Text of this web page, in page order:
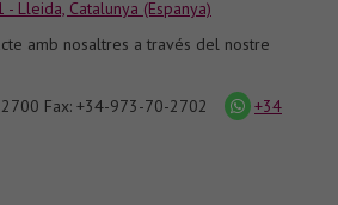
Lleida, Catalunya (Espanya)
amb nosaltres a través del nostre
Fax: +34-973-70-2702
icona
whatsapp
+34